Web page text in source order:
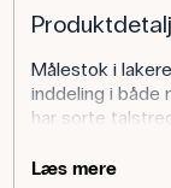
Målestok i
inddeling i både
har sorte
skala på
Læs mere